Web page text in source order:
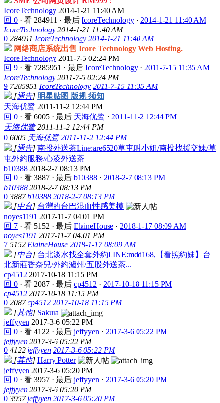
IcoreTechnology 2014-1-21 11:40 AM
回 0 · 看 284911 · 最后 IcoreTechnology · 2014-1-21 11:40 AM
IcoreTechnology 2014-1-21 11:40 AM
0 284911 IcoreTechnology 2014-1-21 11:40 AM
网络商店系统出售 Icore Technology Web Hosting.
IcoreTechnology 2011-7-5 02:24 PM
回 9 · 看 7285951 · 最后 IcoreTechnology · 2011-7-15 11:35 AM
IcoreTechnology 2011-7-5 02:24 PM
9 7285951 IcoreTechnology 2011-7-15 11:35 AM
[通告] 明星贴图 版规 须知
天海优鹭 2011-11-2 12:44 PM
回 0 · 看 6005 · 最后 天海优鹭 · 2011-11-2 12:44 PM
天海优鹭 2011-11-2 12:44 PM
0 6005 天海优鹭 2011-11-2 12:44 PM
[通告] 南投外送茶Line:are6520草屯叫小姐/南投找援交妹/草
屯外約服務/心凌外送茶
b10388 2018-2-7 08:13 PM
回 0 · 看 3887 · 最后 b10388 · 2018-2-7 08:13 PM
b10388 2018-2-7 08:13 PM
0 3887 b10388 2018-2-7 08:13 PM
[中台] 台灣的台巴混血性感美模
noyes1191 2017-11-7 04:01 PM
回 7 · 看 5152 · 最后 ElaineHouse · 2018-1-17 08:09 AM
noyes1191 2017-11-7 04:01 PM
7 5152 ElaineHouse 2018-1-17 08:09 AM
[中台] 台北淡水找全套外約LINE:mdd168,【看照約妹】台
北新莊香奈兒/外約瀘州/五股外送茶...
cp4512 2017-10-18 11:15 PM
回 0 · 看 2087 · 最后 cp4512 · 2017-10-18 11:15 PM
cp4512 2017-10-18 11:15 PM
0 2087 cp4512 2017-10-18 11:15 PM
[其他] Sakura
jeffyyen 2017-3-6 05:22 PM
回 0 · 看 4122 · 最后 jeffyyen · 2017-3-6 05:22 PM
jeffyyen 2017-3-6 05:22 PM
0 4122 jeffyyen 2017-3-6 05:22 PM
[其他] Harry Potter
jeffyyen 2017-3-6 05:20 PM
回 0 · 看 3957 · 最后 jeffyyen · 2017-3-6 05:20 PM
jeffyyen 2017-3-6 05:20 PM
0 3957 jeffyyen 2017-3-6 05:20 PM